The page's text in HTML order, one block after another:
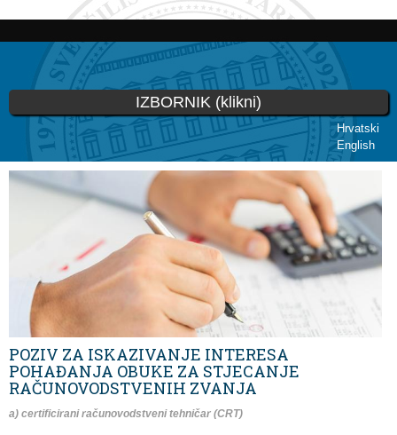
Skoči
glavni
sadržaj
Hrvatski
English
IZBORNIK (klikni)
Vi ste ovdje
POZIV ZA ISKAZIVANJE INTERESA
POHAĐANJA OBUKE ZA STJECANJE
RAČUNOVODSTVENIH ZVANJA
a) certificirani računovodstveni tehničar (CRT)